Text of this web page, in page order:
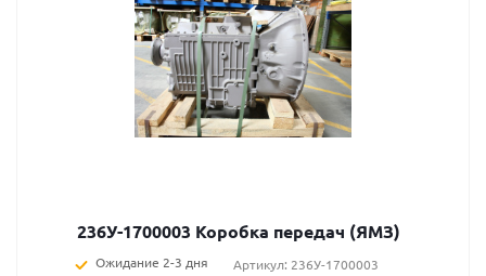
236У-1700003 Коробка передач (ЯМЗ)
Ожидание 2-3 дня Артикул: 236У-1700003